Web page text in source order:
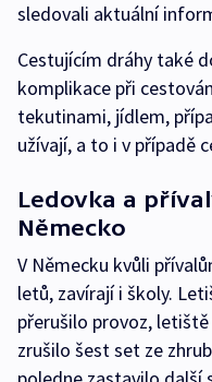
sledovali aktuální
Cestujícím dráhy také
komplikace při
tekutinami, jídlem,
užívají, a to i v případě
Ledovka a
Německo
V Německu kvůli
letů, zavírají i školy.
přerušilo provoz,
zrušilo šest set ze